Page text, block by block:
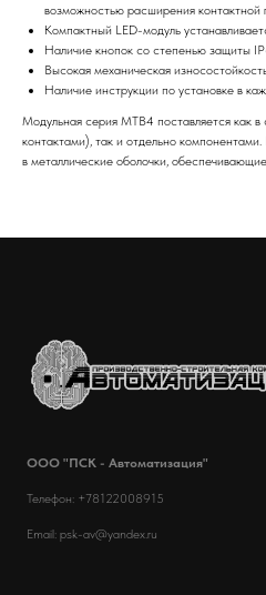
возможностью расширения контактной
Компактный LED-модуль
Наличие кнопок со степенью защиты
Высокая механическая
Наличие инструкции по установке в
Модульная серия MTB4 поставляется как
контактами), так и отдельно
в металлические оболочки,
ООО "ПСК - Автоматизация"
Телефон: +78122008915
Email: psk-av@yandex.ru